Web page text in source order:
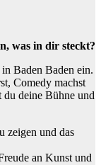
was in dir steckt?
Baden Baden ein.
Comedy machst
du deine Bühne und
zeigen und das
an Kunst und